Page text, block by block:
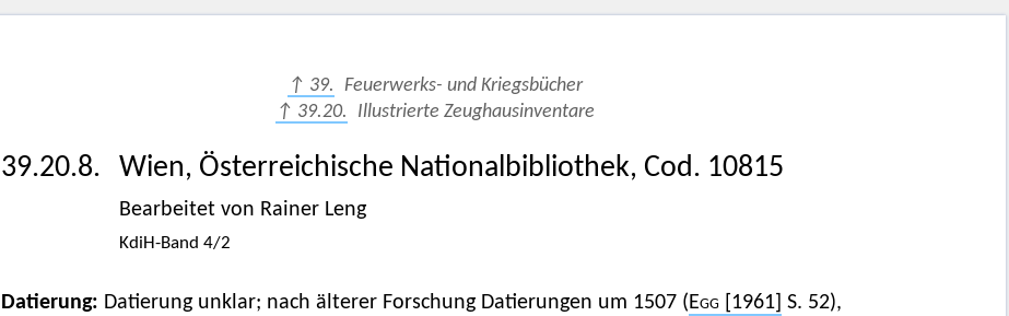
↑ 39. Feuerwerks- und Kriegsbücher
↑ 39.20. Illustrierte Zeughausinventare
39.20.8. Wien, Österreichische Nationalbibliothek, Cod. 10815
Bearbeitet von Rainer Leng
KdiH-Band 4/2
Datierung: Datierung unklar; nach älterer Forschung Datierungen um 1507 (Egg[1961] S. 52),